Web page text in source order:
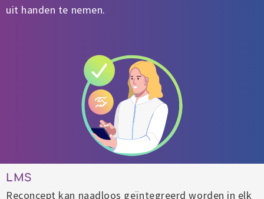
uit handen te nemen.
LMS
Reconcept kan naadloos geïntegreerd worden in elk